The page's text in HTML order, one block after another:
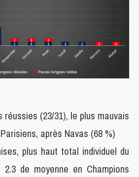
réussies (23/31), le plus mauvais
après Navas (68 %)
plus haut total individuel du
de moyenne en Champions